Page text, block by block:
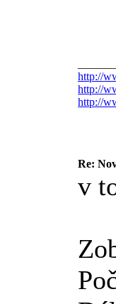
http://
http://
http://
Re:
v